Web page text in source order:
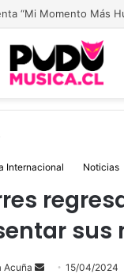
Internacional Noticias
sus
Acuña
Send15/04/2024